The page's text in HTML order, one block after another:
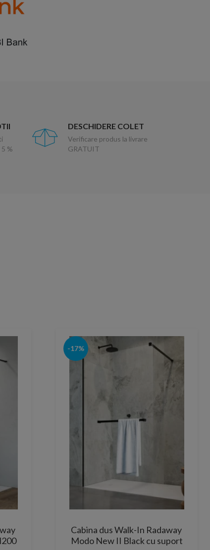
%
DESCHIDERE COLET
Verificare produs la livrare
GRATUIT
-17%
Cabina dus Walk-In Radaway
Modo New II Black cu suport